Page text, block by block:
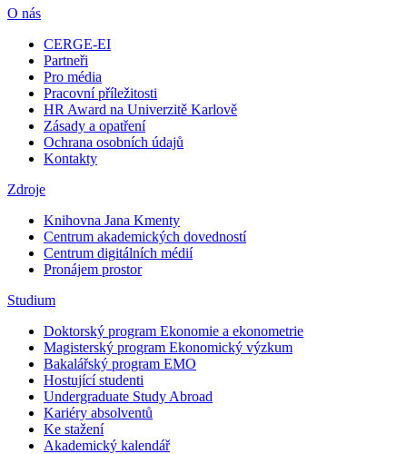
O nás
CERGE-EI
Partneři
Pro média
Pracovní příležitosti
HR Award na Univerzitě Karlově
Zásady a opatření
Ochrana osobních údajů
Kontakty
Zdroje
Knihovna Jana Kmenty
Centrum akademických dovedností
Centrum digitálních médií
Pronájem prostor
Studium
Doktorský program Ekonomie a ekonometrie
Magisterský program Ekonomický výzkum
Bakalářský program EMO
Hostující studenti
Undergraduate Study Abroad
Kariéry absolventů
Ke stažení
Akademický kalendář